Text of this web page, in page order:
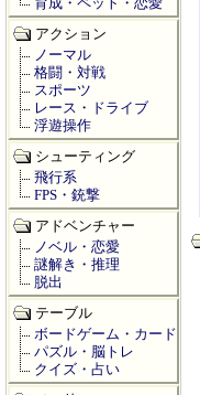
育成・ペット・恋愛
アクション
ノーマル
格闘・対戦
スポーツ
レース・ドライブ
浮遊操作
シューティング
飛行系
FPS・銃撃
アドベンチャー
ノベル・恋愛
謎解き・推理
脱出
テーブル
ボードゲーム・カード
パズル・脳トレ
クイズ・占い